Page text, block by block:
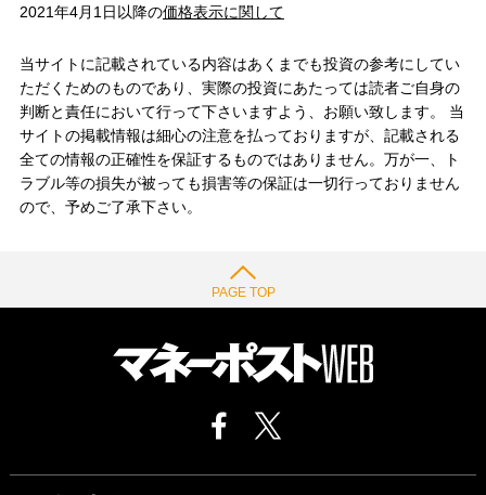
2021年4月1日以降の価格表示に関して
当サイトに記載されている内容はあくまでも投資の参考にしてい
ただくためのものであり、実際の投資にあたっては読者ご自身の
判断と責任において行って下さいますよう、お願い致します。 当
サイトの掲載情報は細心の注意を払っておりますが、記載される
全ての情報の正確性を保証するものではありません。万が一、ト
ラブル等の損失が被っても損害等の保証は一切行っておりません
ので、予めご了承下さい。
PAGE TOP